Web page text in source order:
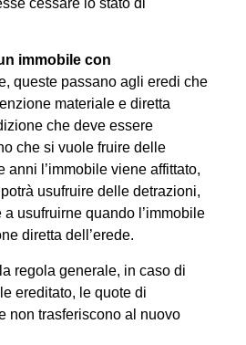
cessare lo stato di
immobile con
queste passano agli eredi che
materiale e diretta
che deve essere
che si vuole fruire delle
anni l’immobile viene affittato,
usufruire delle detrazioni,
usufruirne quando l’immobile
diretta dell’erede.
regola generale, in caso di
ereditato, le quote di
non trasferiscono al nuovo